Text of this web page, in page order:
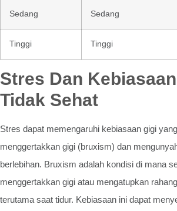
Sedang Sedang
Tinggi Tinggi
Stres Dan
Tidak Sehat
Stres dapat memengaruhi kebiasaan gigi
menggertakkan gigi (bruxism) dan
berlebihan. Bruxism adalah kondisi di mana
menggertakkan gigi atau mengatupkan
terutama saat tidur. Kebiasaan ini dapat